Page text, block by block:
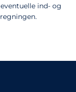
ind- og